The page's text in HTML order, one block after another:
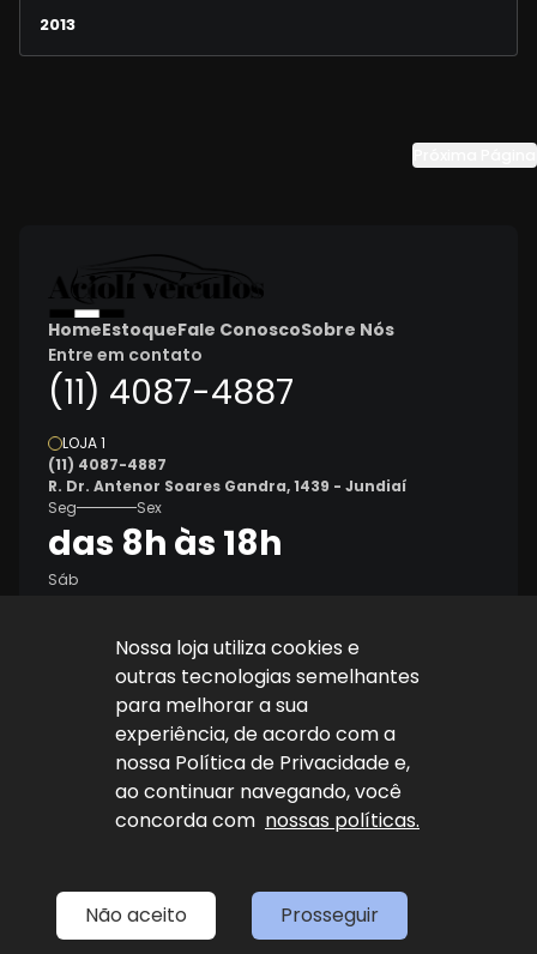
2013
HomeEstoqueFale ConoscoSobre Nós
Entre em contato
(11) 4087-4887
LOJA 1
(11) 4087-4887
R. Dr. Antenor Soares Gandra, 1439 - Jundiaí
Seg
Sex
das 8h às 18h
Sáb
Explore nosso sucesso
Desenvolvido porsync
Nossa loja utiliza cookies e
outras tecnologias semelhantes
para melhorar a sua
experiência, de acordo com a
nossa Política de Privacidade e,
ao continuar navegando, você
concorda com nossas políticas.
Não aceito Prosseguir